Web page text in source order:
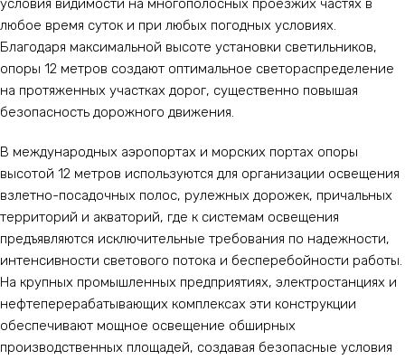
условия видимости на многополосных проезжих частях в
любое время суток и при любых погодных условиях.
Благодаря максимальной высоте установки светильников,
опоры 12 метров создают оптимальное светораспределение
на протяженных участках дорог, существенно повышая
безопасность дорожного движения.
В международных аэропортах и морских портах опоры
высотой 12 метров используются для организации освещения
взлетно-посадочных полос, рулежных дорожек, причальных
территорий и акваторий, где к системам освещения
предъявляются исключительные требования по надежности,
интенсивности светового потока и бесперебойности работы.
На крупных промышленных предприятиях, электростанциях и
нефтеперерабатывающих комплексах эти конструкции
обеспечивают мощное освещение обширных
производственных площадей, создавая безопасные условия